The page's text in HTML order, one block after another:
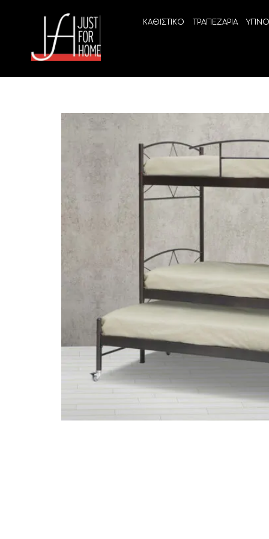
ΚΑΘΙΣΤΙΚΟ ΤΡΑΠΕΖΑΡΙΑ
Ανατομικά στρώματα χωρίς ελατήρια
LINEA
High
ΔΙΑΦΟΡΑ
Pocket spring
Μαξιλάρια